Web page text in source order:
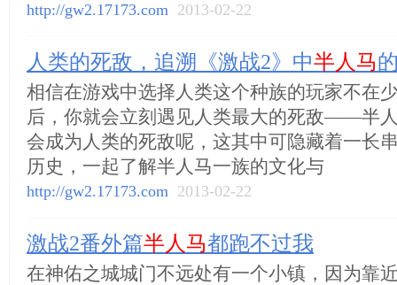
http://gw2.17173.com 2013-02-22
人类的死敌，追溯《激战2》中半人马
相信在游戏中选择人类这个种族的玩家不在
后，你就会立刻遇见人类最大的死敌——半
会成为人类的死敌呢，这其中可隐藏着一长
历史，一起了解半人马一族的文化与
http://gw2.17173.com 2013-02-22
激战2番外篇半人马都跑不过我
在神佑之城城门不远处有一个小镇，因为靠